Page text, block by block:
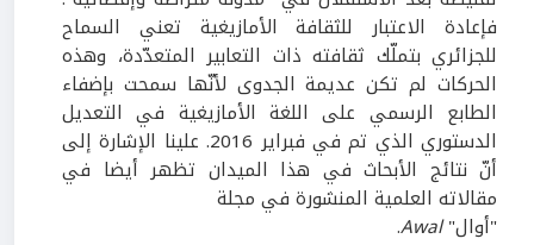
فإعادة الاعتبار للثقافة الأمازيغية تعني السماح
للجزائري بتملّك ثقافته ذات التعابير المتعدّدة، وهذه
الحركات لم تكن عديمة الجدوى لأنّها سمحت بإضفاء
الطابع الرسمي على اللغة الأمازيغية في التعديل
الدستوري الذي تم في فبراير 2016. علينا الإشارة إلى
أنّ نتائج الأبحاث في هذا الميدان تظهر أيضا في
مقالاته العلمية المنشورة في مجلة
"أوال"Awal
.